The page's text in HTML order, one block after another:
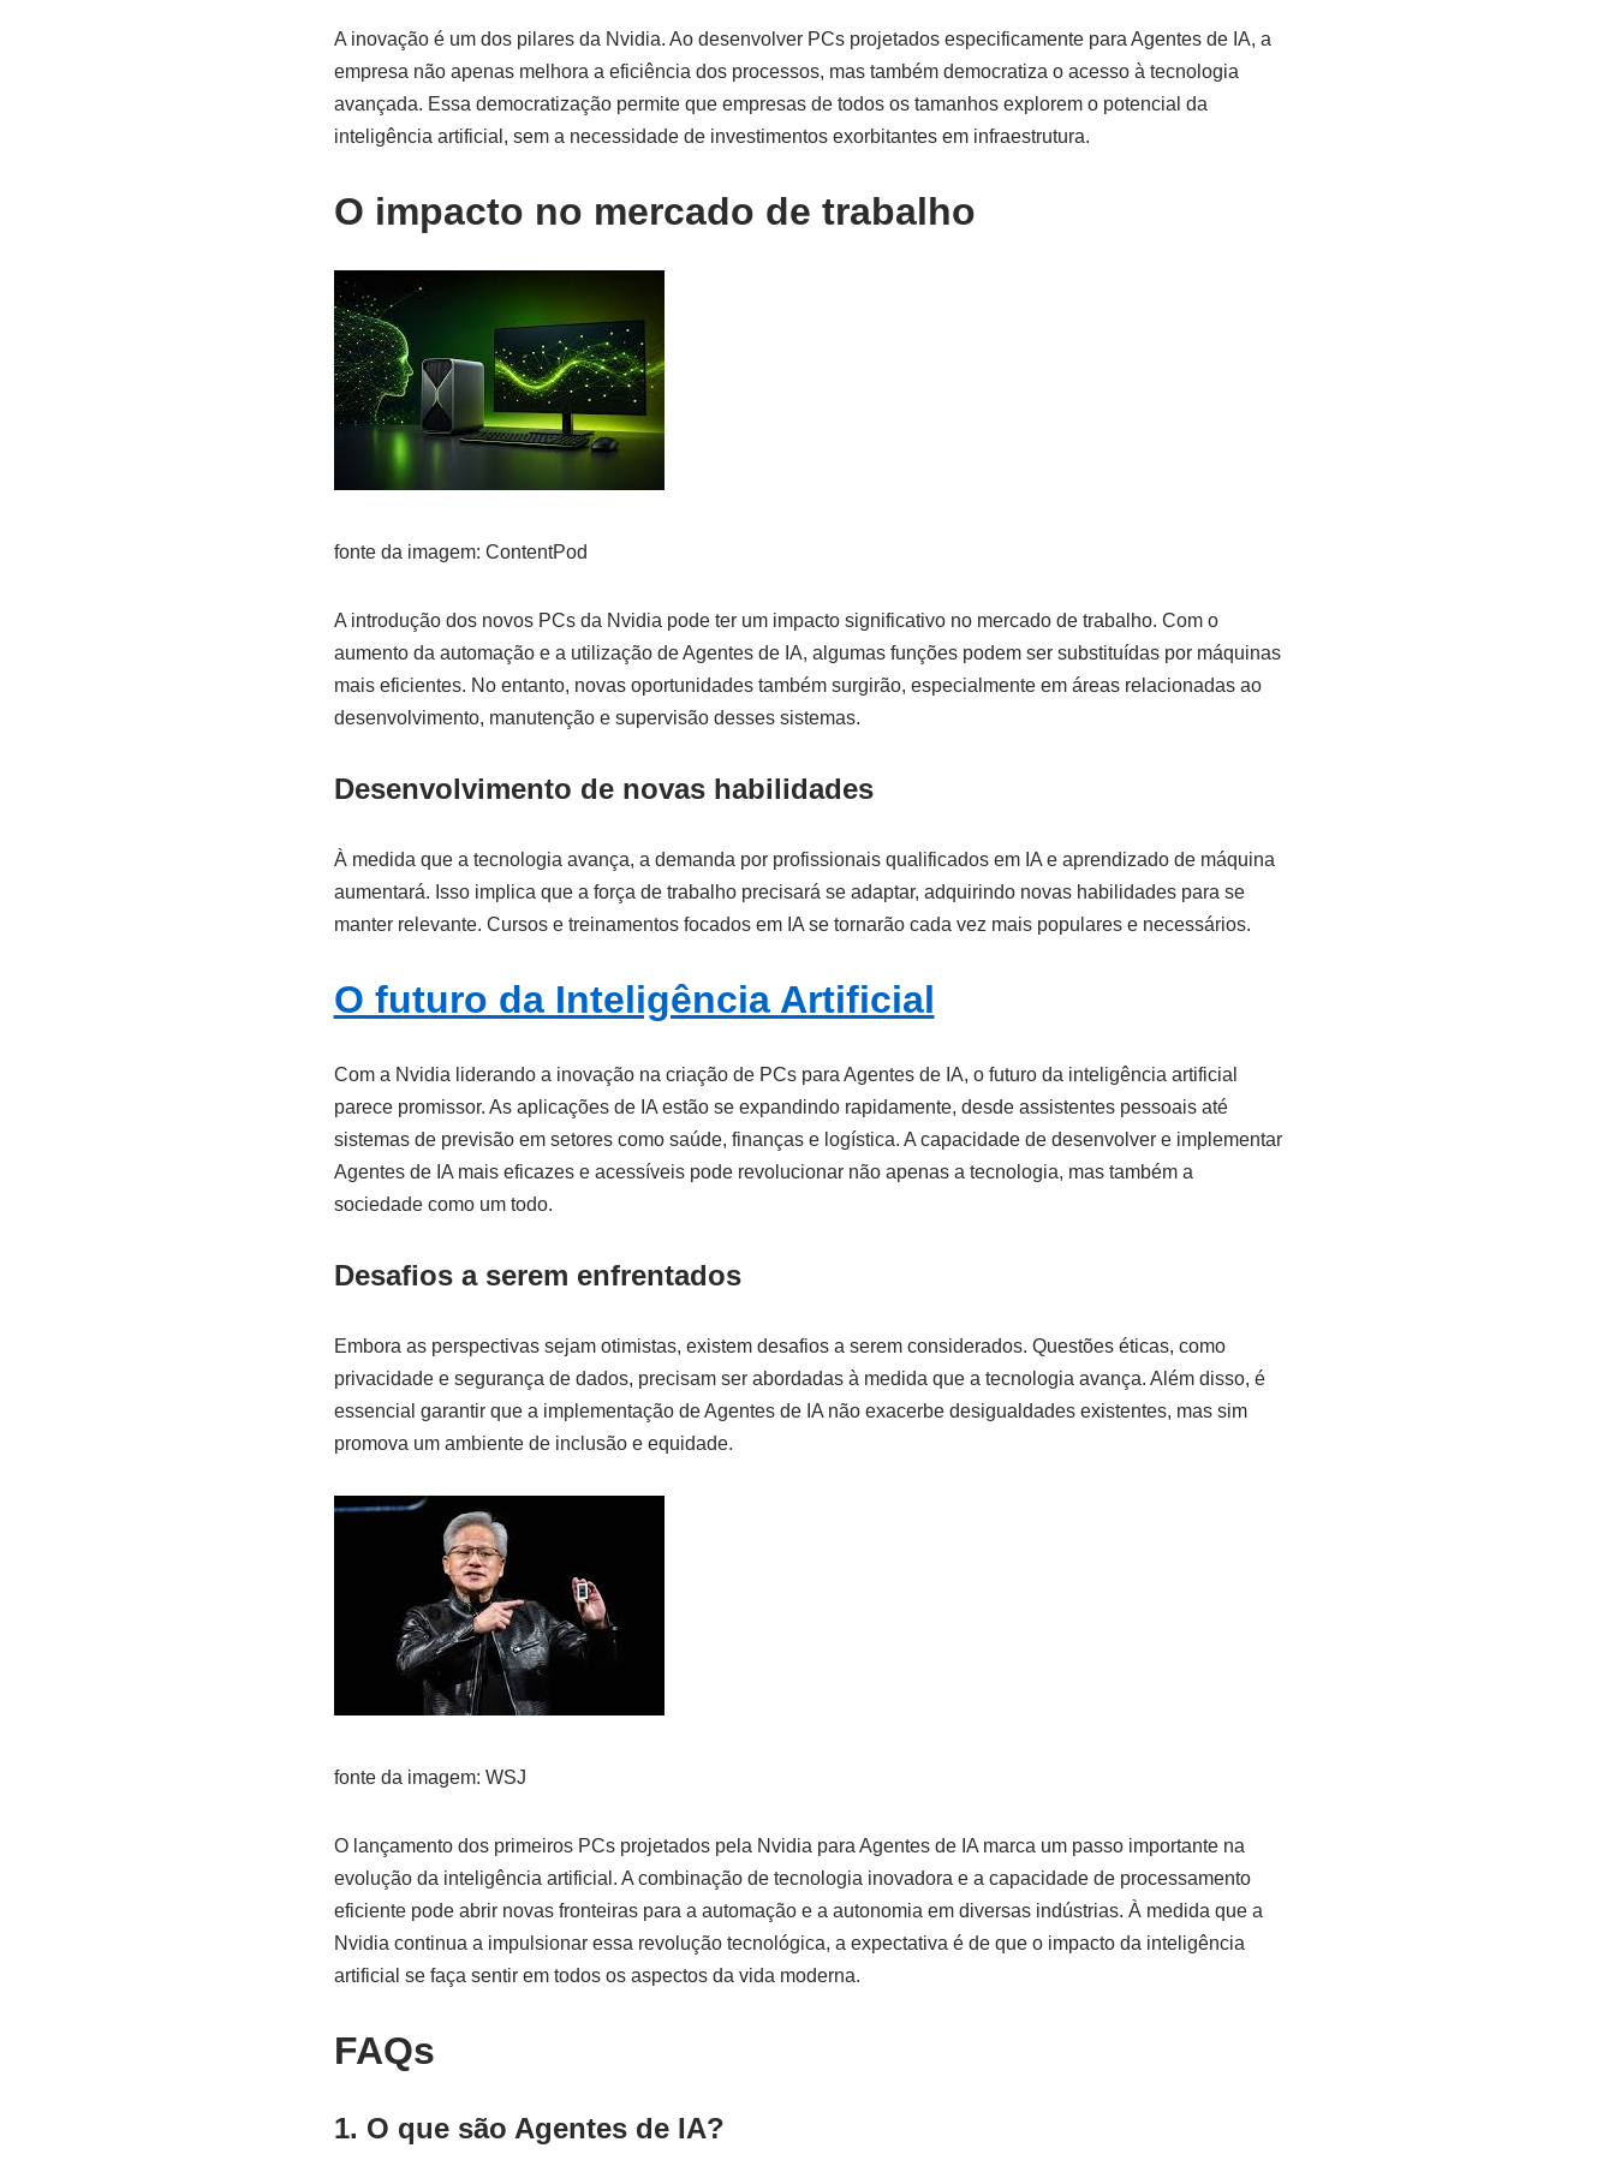
A inovação é um dos pilares da Nvidia. Ao desenvolver PCs projetados especificamente para Agentes de IA, a
empresa não apenas melhora a eficiência dos processos, mas também democratiza o acesso à tecnologia
avançada. Essa democratização permite que empresas de todos os tamanhos explorem o potencial da
inteligência artificial, sem a necessidade de investimentos exorbitantes em infraestrutura.
O impacto no mercado de trabalho
fonte da imagem: ContentPod
A introdução dos novos PCs da Nvidia pode ter um impacto significativo no mercado de trabalho. Com o
aumento da automação e a utilização de Agentes de IA, algumas funções podem ser substituídas por máquinas
mais eficientes. No entanto, novas oportunidades também surgirão, especialmente em áreas relacionadas ao
desenvolvimento, manutenção e supervisão desses sistemas.
Desenvolvimento de novas habilidades
À medida que a tecnologia avança, a demanda por profissionais qualificados em IA e aprendizado de máquina
aumentará. Isso implica que a força de trabalho precisará se adaptar, adquirindo novas habilidades para se
manter relevante. Cursos e treinamentos focados em IA se tornarão cada vez mais populares e necessários.
O futuro da Inteligência Artificial
Com a Nvidia liderando a inovação na criação de PCs para Agentes de IA, o futuro da inteligência artificial
parece promissor. As aplicações de IA estão se expandindo rapidamente, desde assistentes pessoais até
sistemas de previsão em setores como saúde, finanças e logística. A capacidade de desenvolver e implementar
Agentes de IA mais eficazes e acessíveis pode revolucionar não apenas a tecnologia, mas também a
sociedade como um todo.
Desafios a serem enfrentados
Embora as perspectivas sejam otimistas, existem desafios a serem considerados. Questões éticas, como
privacidade e segurança de dados, precisam ser abordadas à medida que a tecnologia avança. Além disso, é
essencial garantir que a implementação de Agentes de IA não exacerbe desigualdades existentes, mas sim
promova um ambiente de inclusão e equidade.
fonte da imagem: WSJ
O lançamento dos primeiros PCs projetados pela Nvidia para Agentes de IA marca um passo importante na
evolução da inteligência artificial. A combinação de tecnologia inovadora e a capacidade de processamento
eficiente pode abrir novas fronteiras para a automação e a autonomia em diversas indústrias. À medida que a
Nvidia continua a impulsionar essa revolução tecnológica, a expectativa é de que o impacto da inteligência
artificial se faça sentir em todos os aspectos da vida moderna.
FAQs
1. O que são Agentes de IA?